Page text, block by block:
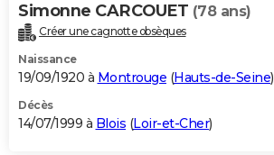
Simonne CARCOUET (78 ans)
Créer une cagnotte obsèques
Naissance
19/09/1920 à Montrouge (Hauts-de-Seine)
Décès
14/07/1999 à Blois (Loir-et-Cher)